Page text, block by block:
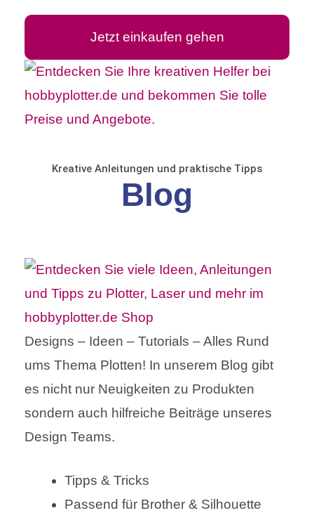
Jetzt einkaufen gehen
Kreative Anleitungen und praktische Tipps
Blog
Designs – Ideen – Tutorials – Alles Rund
ums Thema Plotten! In unserem Blog gibt
es nicht nur Neuigkeiten zu Produkten
sondern auch hilfreiche Beiträge unseres
Design Teams.
Tipps & Tricks
Passend für Brother & Silhouette